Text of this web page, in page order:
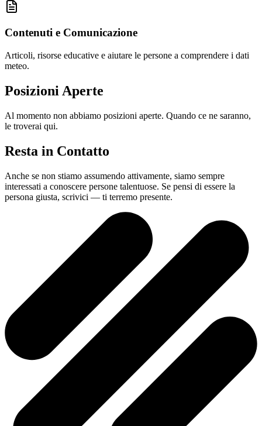
Contenuti e Comunicazione
Articoli, risorse educative e aiutare le persone a comprendere i dati
meteo.
Posizioni Aperte
Al momento non abbiamo posizioni aperte. Quando ce ne saranno,
le troverai qui.
Resta in Contatto
Anche se non stiamo assumendo attivamente, siamo sempre
interessati a conoscere persone talentuose. Se pensi di essere la
persona giusta, scrivici — ti terremo presente.